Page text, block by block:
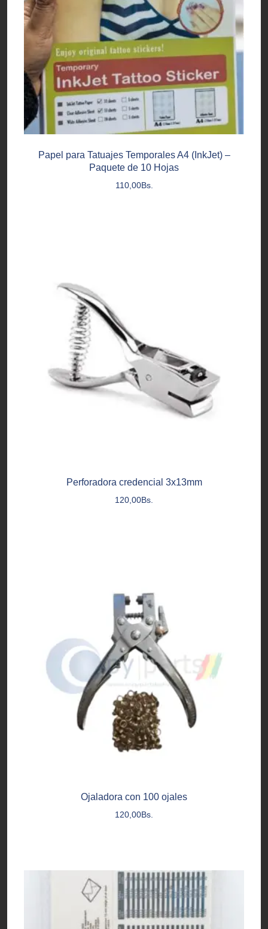
Papel para Tatuajes Temporales A4 (InkJet) –
Paquete de 10 Hojas
110,00Bs.
Perforadora credencial 3x13mm
120,00Bs.
Ojaladora con 100 ojales
120,00Bs.